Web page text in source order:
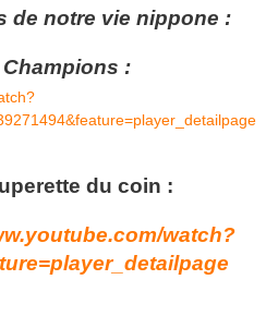
de notre vie nippone :
:
du coin :
watch?